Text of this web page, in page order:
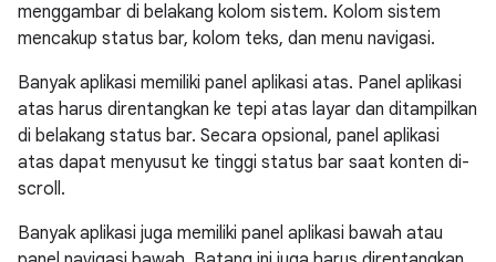
menggambar di belakang kolom sistem. Kolom sistem
mencakup status bar, kolom teks, dan menu navigasi.
Banyak aplikasi memiliki panel aplikasi atas. Panel aplikasi
atas harus direntangkan ke tepi atas layar dan ditampilkan
di belakang status bar. Secara opsional, panel aplikasi
atas dapat menyusut ke tinggi status bar saat konten di-
scroll.
Banyak aplikasi juga memiliki panel aplikasi bawah atau